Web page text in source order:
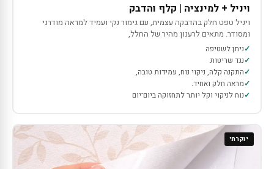
ויניל + למינציה | קלף והדבק
ויניל טפט חלק בהדבקה עצמית, עם גימור נקי ועמיד למראה מודרני
ומסודר. מתאים לרענון מהיר של החלל,
ניתן לשטיפה
נגד שריטות
התקנה קלה, ניקוי נוח, עמידות טובה,
מראה חלק ואחיד.
נוח לניקוי וקל יותר לתחזוקה ביום־יום
יוקרתי